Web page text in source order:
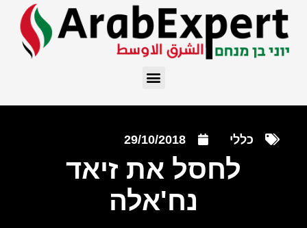
כללי 29/10/2018
לחסל את זיאד
נח'אלה